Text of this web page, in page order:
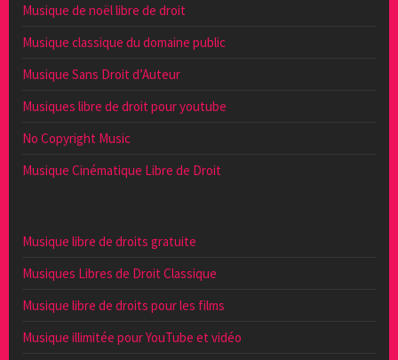
Musique de noël libre de droit
Musique classique du domaine public
Musique Sans Droit d’Auteur
Musiques libre de droit pour youtube
No Copyright Music
Musique Cinématique Libre de Droit
Musique libre de droits gratuite
Musiques Libres de Droit Classique
Musique libre de droits pour les films
Musique illimitée pour YouTube et vidéo